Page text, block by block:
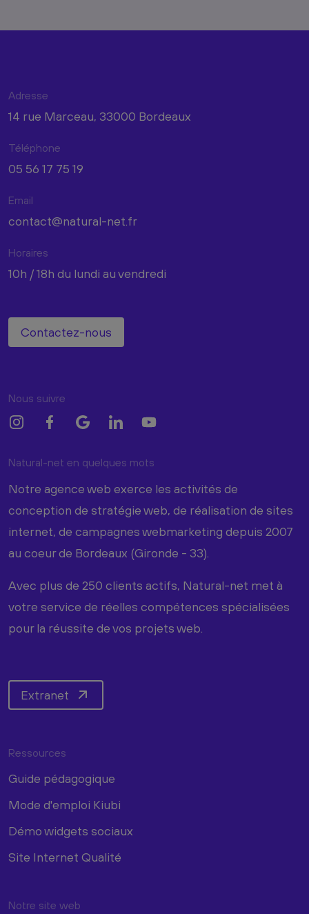
Adresse
14 rue Marceau, 33000 Bordeaux
Téléphone
05 56 17 75 19
Email
contact@natural-net.fr
Horaires
10h / 18h du lundi au vendredi
Contactez-nous
Nous suivre
Natural-net en quelques mots
Notre agence web exerce les activités de
conception de stratégie web, de réalisation de sites
internet, de campagnes webmarketing depuis 2007
au coeur de Bordeaux (Gironde - 33).
Avec plus de 250 clients actifs, Natural-net met à
votre service de réelles compétences spécialisées
pour la réussite de vos projets web.
Extranet
Ressources
Guide pédagogique
Mode d'emploi Kiubi
Démo widgets sociaux
Site Internet Qualité
Notre site web